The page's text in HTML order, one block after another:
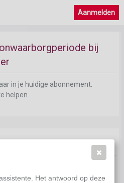
Aanmelden
bij
in je huidige abonnement.
helpen.
in je huidige abonnement.
helpen.
Het antwoord op deze